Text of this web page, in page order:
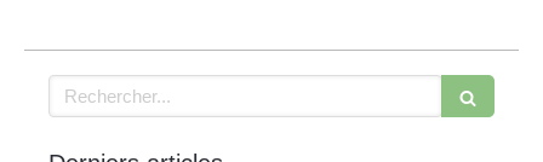
Rechercher